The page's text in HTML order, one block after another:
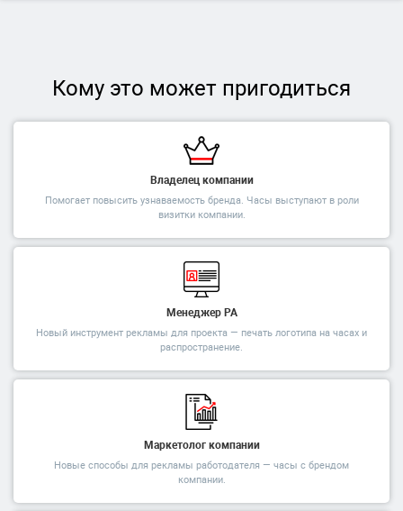
Кому это может пригодиться
Владелец компании
Помогает повысить узнаваемость бренда. Часы выступают в роли
визитки компании.
Менеджер РА
Новый инструмент рекламы для проекта — печать логотипа на часах и
распространение.
Маркетолог компании
Новые способы для рекламы работодателя — часы с брендом
компании.